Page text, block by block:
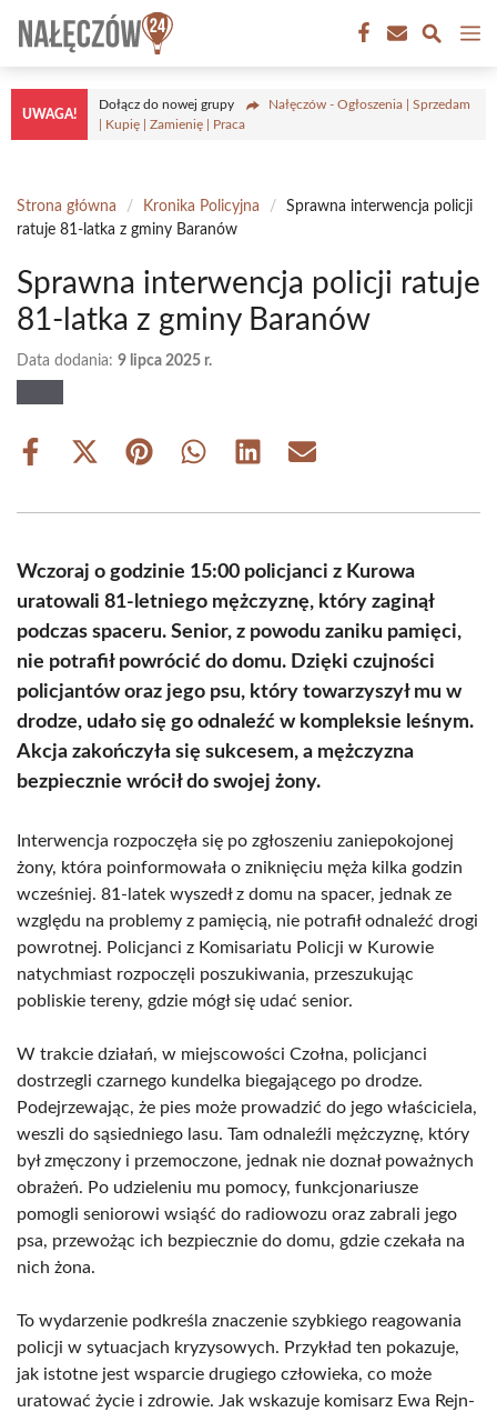
treści
UWAGA!
Dołącz do nowej grupy
Nałęczów - Ogłoszenia | Sprzedam
| Kupię | Zamienię | Praca
Strona główna / Kronika Policyjna /
Sprawna interwencja policji
ratuje 81-latka z gminy Baranów
Sprawna interwencja policji ratuje
81-latka z gminy Baranów
Data dodania: 9 lipca 2025 r.
Share
Share
(Twitter)
Share Share Share Share
Wczoraj o godzinie 15:00 policjanci z Kurowa
uratowali 81-letniego mężczyznę, który zaginął
podczas spaceru. Senior, z powodu zaniku pamięci,
nie potrafił powrócić do domu. Dzięki czujności
policjantów oraz jego psu, który towarzyszył mu w
drodze, udało się go odnaleźć w kompleksie leśnym.
Akcja zakończyła się sukcesem, a mężczyzna
bezpiecznie wrócił do swojej żony.
Interwencja rozpoczęła się po zgłoszeniu zaniepokojonej
żony, która poinformowała o zniknięciu męża kilka godzin
wcześniej. 81-latek wyszedł z domu na spacer, jednak ze
względu na problemy z pamięcią, nie potrafił odnaleźć drogi
powrotnej. Policjanci z Komisariatu Policji w Kurowie
natychmiast rozpoczęli poszukiwania, przeszukując
pobliskie tereny, gdzie mógł się udać senior.
W trakcie działań, w miejscowości Czołna, policjanci
dostrzegli czarnego kundelka biegającego po drodze.
Podejrzewając, że pies może prowadzić do jego właściciela,
weszli do sąsiedniego lasu. Tam odnaleźli mężczyznę, który
był zmęczony i przemoczone, jednak nie doznał poważnych
obrażeń. Po udzieleniu mu pomocy, funkcjonariusze
pomogli seniorowi wsiąść do radiowozu oraz zabrali jego
psa, przewożąc ich bezpiecznie do domu, gdzie czekała na
nich żona.
To wydarzenie podkreśla znaczenie szybkiego reagowania
policji w sytuacjach kryzysowych. Przykład ten pokazuje,
jak istotne jest wsparcie drugiego człowieka, co może
uratować życie i zdrowie. Jak wskazuje komisarz Ewa Rejn-